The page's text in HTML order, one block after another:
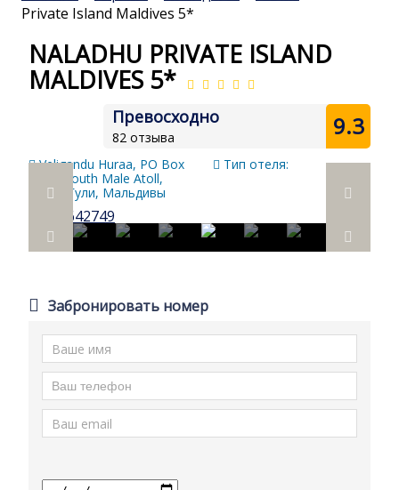
Private Island Maldives 5*
NALADHU PRIVATE ISLAND
MALDIVES 5*
Превосходно
82 отзыва 9.3
Veligandu Huraa, PO Box
2014, South Male Atoll,
08410 Гули, Мальдивы
Тип отеля:
Забронировать номер